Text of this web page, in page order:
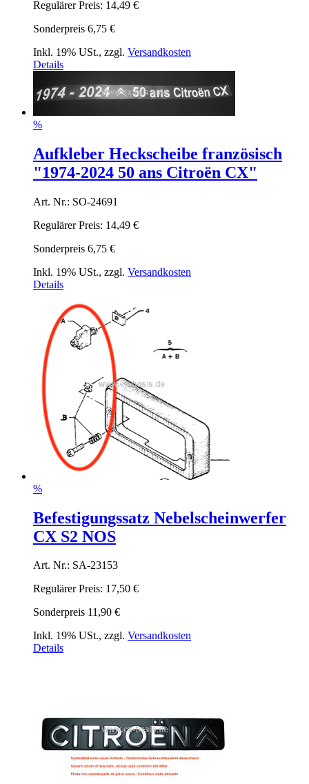
Regulärer Preis: 14,49 €
Sonderpreis 6,75 €
Inkl. 19% USt., zzgl. Versandkosten
Details
%
Aufkleber Heckscheibe französisch
"1974-2024 50 ans Citroën CX"
Art. Nr.: SO-24691
Regulärer Preis: 14,49 €
Sonderpreis 6,75 €
Inkl. 19% USt., zzgl. Versandkosten
Details
%
Befestigungssatz Nebelscheinwerfer
CX S2 NOS
Art. Nr.: SA-23153
Regulärer Preis: 17,50 €
Sonderpreis 11,90 €
Inkl. 19% USt., zzgl. Versandkosten
Details